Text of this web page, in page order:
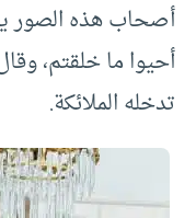
أصحاب هذه الصور
أحيوا ما خلقتم،
تدخله الملائكة.